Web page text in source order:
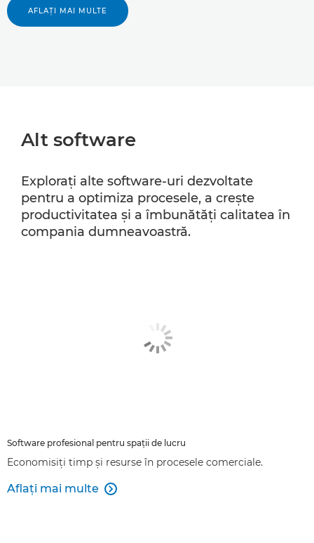
AFLAŢI MAI MULTE
Alt software
Exploraţi alte software-uri dezvoltate
pentru a optimiza procesele, a creşte
productivitatea şi a îmbunătăţi calitatea în
compania dumneavoastră.
Software profesional pentru spaţii de lucru
Economisiţi timp şi resurse în procesele comerciale.
Aflaţi mai multe 